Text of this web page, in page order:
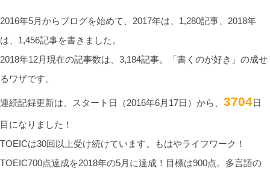
2016年5月からブログを始めて、2017年は、1,280記事、2018年
は、1,456記事を書きました。
2018年12月現在の記事数は、3,184記事。「書くのが好き」の成せ
るワザです。
連続記録更新は、スタート日（2016年6月17日）から、 3704日
目になりました！
TOEICは30回以上受け続けています。もはやライフワーク！
TOEIC700点達成を2018年の5月に達成！目標は900点。多言語の